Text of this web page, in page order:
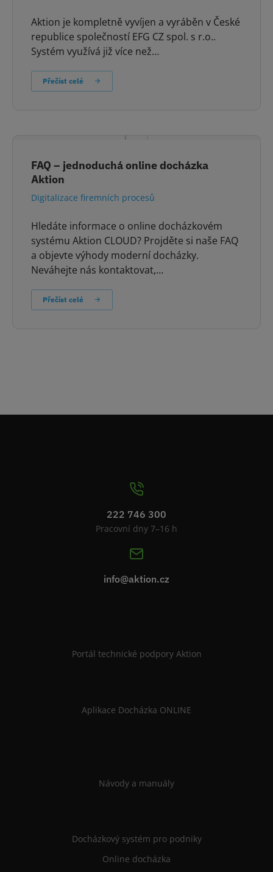
Aktion je kompletně vyvíjen a vyráběn v České
republice společností EFG CZ spol. s r.o..
Systém využívá již více než…
Přečíst celé
FAQ – jednoduchá online docházka
Aktion
Digitalizace firemních procesů
Hledáte informace o online docházkovém
systému Aktion CLOUD? Projděte si naše FAQ
a objevte výhody moderní docházky.
Neváhejte nás kontaktovat,…
Přečíst celé
222 746 300
Pracovní dny 7–16 h
info@aktion.cz
Portál technické podpory Aktion
Aplikace Docházka ONLINE
Návody a manuály
Docházkový systém pro podniky
Online docházka